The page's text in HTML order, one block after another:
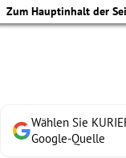
Zum Hauptinhalt der
Wählen Sie
Google-Quelle